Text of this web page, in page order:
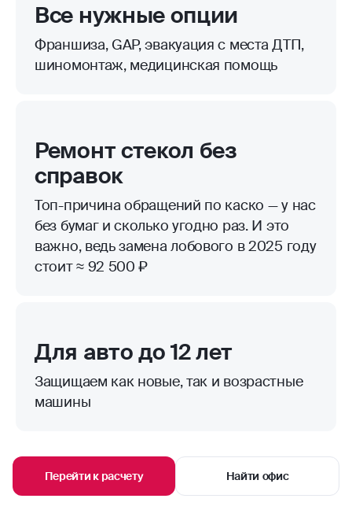
Все нужные опции
Франшиза, GAP, эвакуация с места ДТП,
шиномонтаж, медицинская помощь
Ремонт стекол без
справок
Топ-причина обращений по каско — у нас
без бумаг и сколько угодно раз. И это
важно, ведь замена лобового в 2025 году
стоит ≈ 92 500 ₽
Для авто до 12 лет
Защищаем как новые, так и возрастные
машины
Перейти к расчету Найти офис